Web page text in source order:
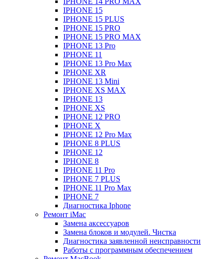
IPHONE 15
IPHONE 15 PLUS
IPHONE 15 PRO
IPHONE 15 PRO MAX
IPHONE 13 Pro
IPHONE 11
IPHONE 13 Pro Max
IPHONE XR
IPHONE 13 Mini
IPHONE XS MAX
IPHONE 13
IPHONE XS
IPHONE 12 PRO
IPHONE X
IPHONE 12 Pro Max
IPHONE 8 PLUS
IPHONE 12
IPHONE 8
IPHONE 11 Pro
IPHONE 7 PLUS
IPHONE 11 Pro Max
IPHONE 7
Диагностика Iphone
Ремонт iMac
Замена аксессуаров
Замена блоков и модулей. Чистка
Диагностика заявленной неисправности
Работы с программным обеспечением